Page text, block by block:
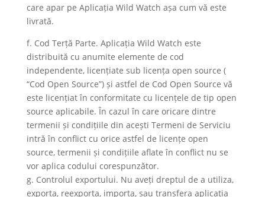
care apar pe Aplicația Wild Watch așa cum vă este
livrată.
f. Cod Terță Parte. Aplicația Wild Watch este
distribuită cu anumite elemente de cod
independente, licențiate sub licența open source (
“Cod Open Source”) și astfel de Cod Open Source vă
este licențiat în conformitate cu licențele de tip open
source aplicabile. În cazul în care oricare dintre
termenii și condițiile din acești Termeni de Serviciu
intră în conflict cu orice astfel de licențe open
source, termenii și condițiile aflate în conflict nu se
vor aplica codului corespunzător.
g. Controlul exportului. Nu aveți dreptul de a utiliza,
exporta, reexporta, importa, sau transfera aplicația